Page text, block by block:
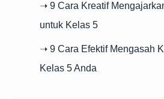
➝ 9 Cara Kreatif
untuk Kelas 5
➝ 9 Cara Efektif Mengasah
Kelas 5 Anda